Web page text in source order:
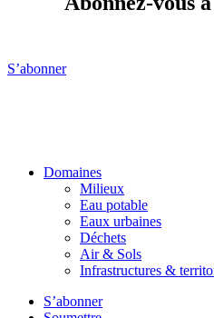
S’abonner
Domaines
Milieux
Eau potable
Eaux urbaines
Déchets
Air & Sols
Infrastructures &
S’abonner